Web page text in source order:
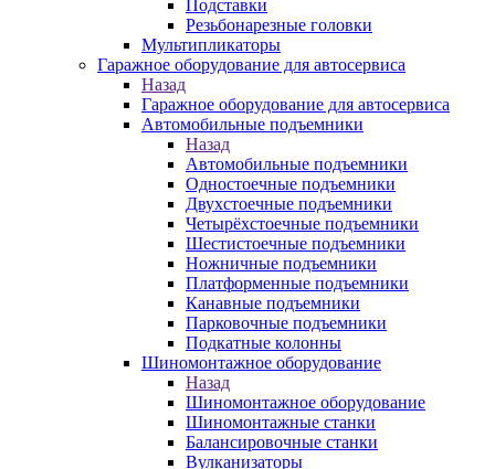
Подставки
Резьбонарезные головки
Мультипликаторы
Гаражное оборудование для автосервиса
Назад
Гаражное оборудование для автосервиса
Автомобильные подъемники
Назад
Автомобильные подъемники
Одностоечные подъемники
Двухстоечные подъемники
Четырёхстоечные подъемники
Шестистоечные подъемники
Ножничные подъемники
Платформенные подъемники
Канавные подъемники
Парковочные подъемники
Подкатные колонны
Шиномонтажное оборудование
Назад
Шиномонтажное оборудование
Шиномонтажные станки
Балансировочные станки
Вулканизаторы